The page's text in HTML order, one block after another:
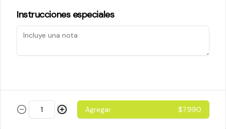
$5.200
$5.800
Instrucciones especiales
Agregar $7.990